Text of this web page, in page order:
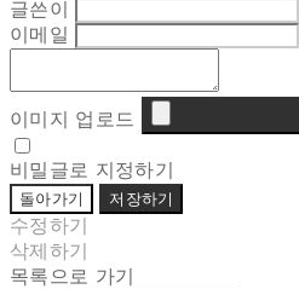
글쓴이
이메일
이미지 업로드
비밀글로 지정하기
돌아가기 저장하기
수정하기
삭제하기
목록으로 가기